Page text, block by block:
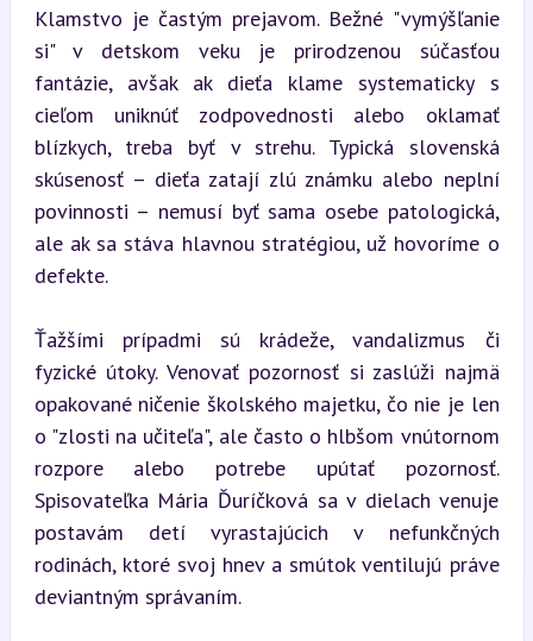
Klamstvo je častým prejavom. Bežné "vymýšľanie
si" v detskom veku je prirodzenou súčasťou
fantázie, avšak ak dieťa klame systematicky s
cieľom uniknúť zodpovednosti alebo oklamať
blízkych, treba byť v strehu. Typická slovenská
skúsenosť – dieťa zatají zlú známku alebo neplní
povinnosti – nemusí byť sama osebe patologická,
ale ak sa stáva hlavnou stratégiou, už hovoríme o
defekte.
Ťažšími prípadmi sú krádeže, vandalizmus či
fyzické útoky. Venovať pozornosť si zaslúži najmä
opakované ničenie školského majetku, čo nie je len
o "zlosti na učiteľa", ale často o hlbšom vnútornom
rozpore alebo potrebe upútať pozornosť.
Spisovateľka Mária Ďuríčková sa v dielach venuje
postavám detí vyrastajúcich v nefunkčných
rodinách, ktoré svoj hnev a smútok ventilujú práve
deviantným správaním.